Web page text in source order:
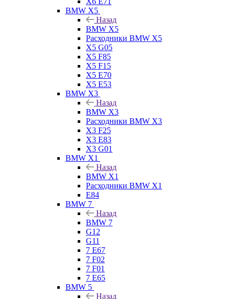
BMW X5
Назад
BMW X5
Расходники BMW X5
X5 G05
X5 F85
X5 F15
X5 E70
X5 E53
BMW X3
Назад
BMW X3
Расходники BMW X3
X3 F25
X3 E83
X3 G01
BMW X1
Назад
BMW X1
Расходники BMW X1
E84
BMW 7
Назад
BMW 7
G12
G11
7 Е67
7 F02
7 F01
7 E65
BMW 5
Назад